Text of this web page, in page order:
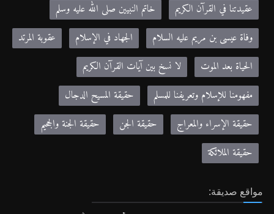
عقيدتنا في القرآن الكريم
خاتم النبيين صلى الله عليه وسلم
وفاة عيسى بن مريم عليه السلام
الجهاد في الإسلام
عقوبة المرتد
الحياة بعد الموت
لا نسخ بين آيات القرآن الكريم
مفهومنا للإسلام وتعريفنا للمسلم
حقيقة المسيح الدجال
حقيقة الإسراء والمعراج
حقيقة الجن
حقيقة الجنة والجحيم
حقيقة الملائكة
مواقع صديقة: